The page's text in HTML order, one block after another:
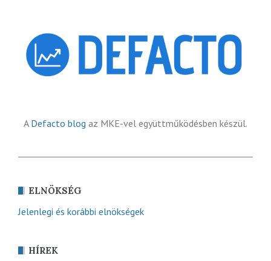
A Defacto blog az MKE-vel együttműködésben készül.
ELNÖKSÉG
Jelenlegi és korábbi elnökségek
HÍREK